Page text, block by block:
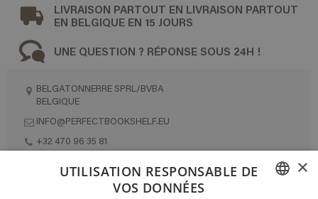
LIVRAISON PARTOUT EN LIVRAISON PARTOUT
EN BELGIQUE EN 15 JOURS
UNE QUESTION ? RÉPONSE SOUS 24H !
BELGATONNERRE SPRL/BVBA
BELGIQUE
INFO@PERFECTBOOKSHELF.EU
+32 470 96 35 81
×
UTILISATION RESPONSABLE DE
VOS DONNÉES